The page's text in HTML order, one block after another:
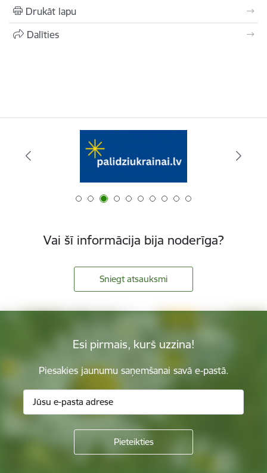
Drukāt lapu
Dalīties
Vai šī informācija bija noderīga?
Sniegt atsauksmi
Esi pirmais, kurš uzzina!
Piesakies jaunumu saņemšanai savā e-pastā.